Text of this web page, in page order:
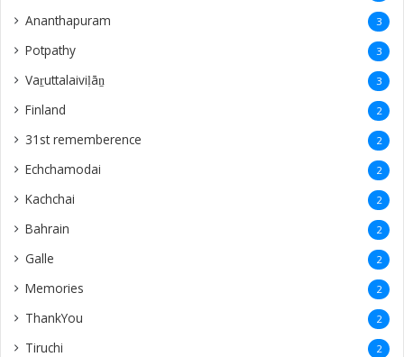
Ananthapuram 3
‎Potpathy 3
Vaṟuttalaiviḷāṉ 3
Finland 2
31st rememberence 2
Echchamodai 2
Kachchai 2
Bahrain 2
Galle 2
Memories 2
ThankYou 2
Tiruchi 2